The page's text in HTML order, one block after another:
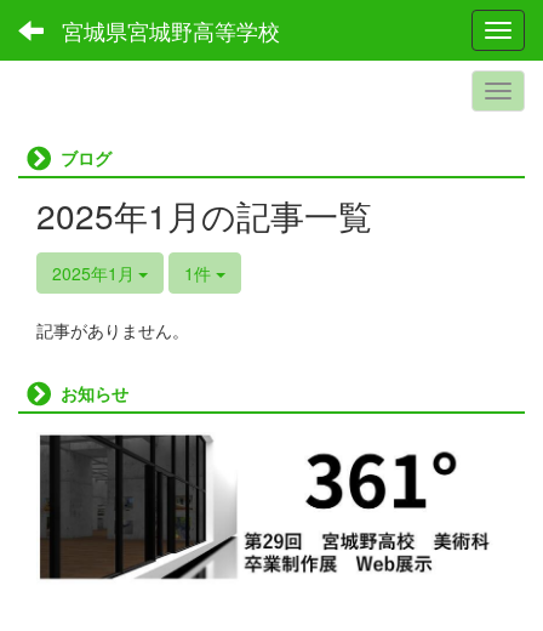
宮城県宮城野高等学校
ブログ
2025年1月の記事一覧
2025年1月 1件
記事がありません。
お知らせ